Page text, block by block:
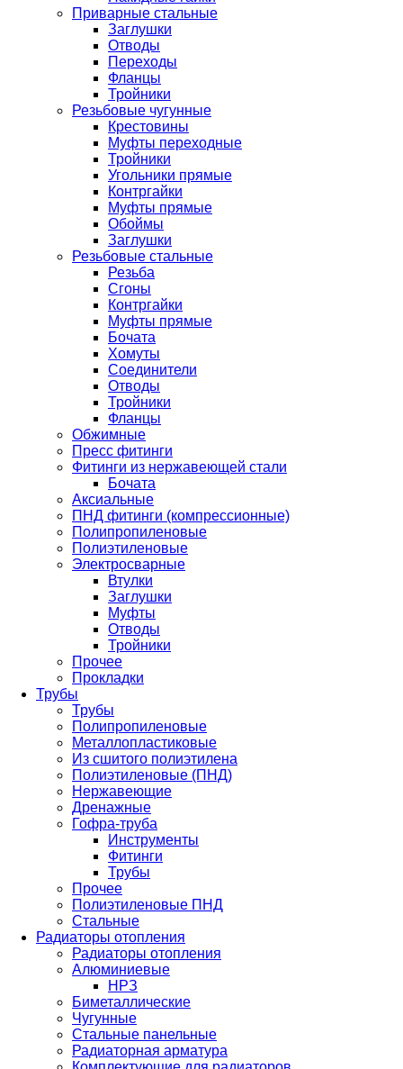
Приварные стальные
Заглушки
Отводы
Переходы
Фланцы
Тройники
Резьбовые чугунные
Крестовины
Муфты переходные
Тройники
Угольники прямые
Контргайки
Муфты прямые
Обоймы
Заглушки
Резьбовые стальные
Резьба
Сгоны
Контргайки
Муфты прямые
Бочата
Хомуты
Соединители
Отводы
Тройники
Фланцы
Обжимные
Пресс фитинги
Фитинги из нержавеющей стали
Бочата
Аксиальные
ПНД фитинги (компрессионные)
Полипропиленовые
Полиэтиленовые
Электросварные
Втулки
Заглушки
Муфты
Отводы
Тройники
Прочее
Прокладки
Трубы
Трубы
Полипропиленовые
Металлопластиковые
Из сшитого полиэтилена
Полиэтиленовые (ПНД)
Нержавеющие
Дренажные
Гофра-труба
Инструменты
Фитинги
Трубы
Прочее
Полиэтиленовые ПНД
Стальные
Радиаторы отопления
Радиаторы отопления
Алюминиевые
НРЗ
Биметаллические
Чугунные
Стальные панельные
Радиаторная арматура